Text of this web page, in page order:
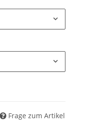
Frage zum Artikel